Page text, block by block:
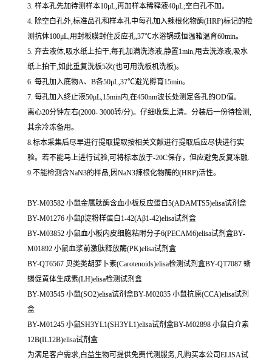
3. 样本孔先加待测样本10μL,再加样本稀释液40μL;空白孔不加。
4. 除空白孔外,标准品孔和样本孔中每孔加入辣根化物酶(HRP)标记的检
测抗体100μL,用封板膜封住反应孔,37℃水浴锅或恒温箱温育60min。
5. 弃去液体,吸水纸上拍干,每孔加满洗涤液,静置1min,甩去洗涤液,吸水
纸上拍干,如此重复洗板5次(也可用洗板机洗板)。
6. 每孔加入底物A、B各50μL,37℃避光孵育15min。
7. 每孔加入终止液50μL,15min内,在450nm波长处测定各孔的OD值。
离心20分钟左右(2000- 3000转/分)。仔细收集上清。分装后一份待检测,
其余冷冻备用。
8.标本采集后尽早进行提取提取按相关文献进行提取后应尽快进行实
验。若不能马上进行试验,可将标本放于-20C保存，但应避免反复冻融.
9.不能检测含NaN3的样品,因NaN3辣根化物酶的(HRP)活性。
BY-M03582 小鼠金属肽酶含血小板反应蛋白5(ADAMTS5)elisa试剂盒
BY-M01276 小鼠β淀粉样蛋白1-42(Aβ1-42)elisa试剂盒
BY-M03852 小鼠血小板内皮细胞粘附分子6(PECAM6)elisa试剂盒BY-
M01892 小鼠血浆前激肽释放酶(PK)elisa试剂盒
BY-QT6567 贝类类胡萝卜素(Carotenoids)elisa检测试剂盒BY-QT7087 蜥
蜴促黄体生成素(LH)elisa检测试剂盒
BY-M03545 小鼠(SO2)elisa试剂盒BY-M02035 小鼠抗原(CCA)elisa试剂
盒
BY-M01245 小鼠SH3YL1(SH3YL1)elisa试剂盒BY-M02898 小鼠白介素
12B(IL12B)elisa试剂盒
为满足客户需求,白益生物可提供免费代测服务,凡购买本公司ELISA试